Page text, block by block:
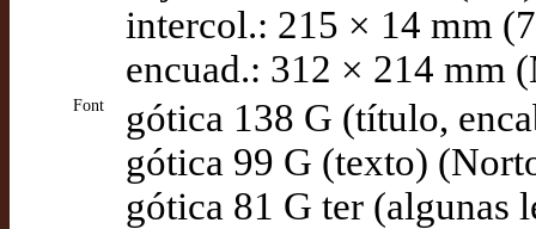
intercol.: 215 × 14 mm
encuad.: 312 × 214 mm
Font
gótica 138 G (título,
gótica 99 G (texto)
gótica 81 G ter (algunas